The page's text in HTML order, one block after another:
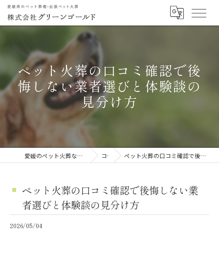
ペット火葬の口コミ確認で後
悔しない業者選びと体験談の
見分け方
愛媛のペット火葬なら株式会社グリーンゴールド コラム ペット火葬の口コミ確認で後悔しない業者選びと体験談の見分け方
ペット火葬の口コミ確認で後悔しない業
者選びと体験談の見分け方
2026/05/04